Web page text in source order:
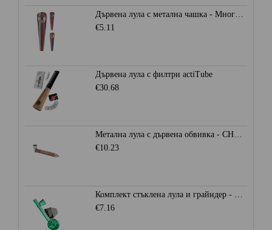
Дървена лула с метална чашка - Многоцветна
€5.11
Дървена лула с филтри actiTube
€30.68
Метална лула с дървена обвивка - CHAMP HIGH
€10.23
Комплект стъклена лула и грайндер - CHAMP HIGH
€7.16